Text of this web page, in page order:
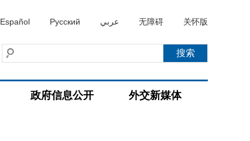
Español Русский عربي 无障碍 关怀版
政府信息公开 外交新媒体